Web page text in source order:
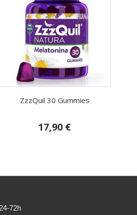
ZzzQuil 30 Gummies
17,90 €
72h